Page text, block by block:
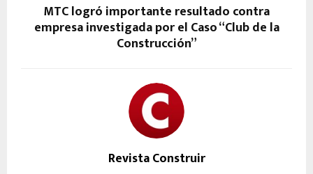
MTC logró importante resultado contra
empresa investigada por el Caso “Club de la
Construcción”
Revista Construir